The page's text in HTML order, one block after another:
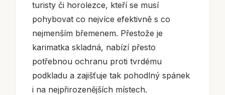
turisty či horolezce, kteří se musí
pohybovat co nejvíce efektivně s co
nejmenším břemenem. Přestože je
karimatka skladná, nabízí přesto
potřebnou ochranu proti tvrdému
podkladu a zajišťuje tak pohodlný spánek
i na nejpřirozenějších místech.